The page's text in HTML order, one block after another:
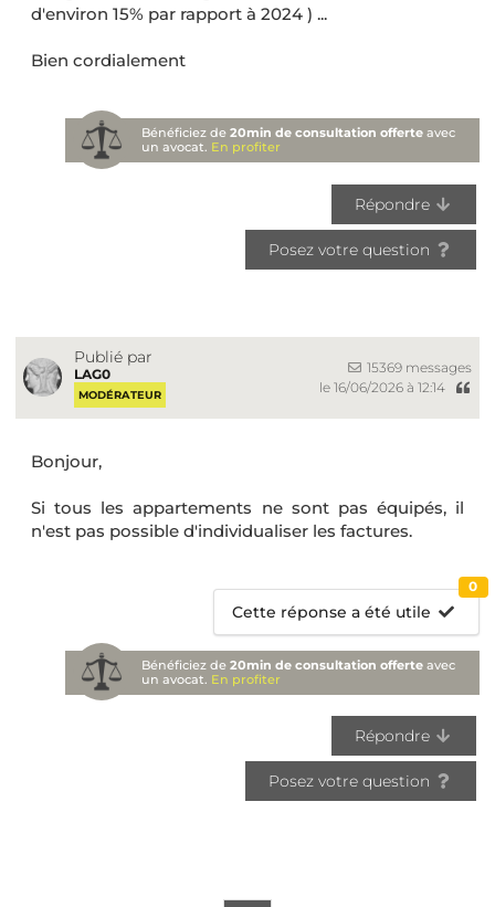
d'environ 15% par rapport à 2024 ) ...
Bien cordialement
Bénéficiez de20min de consultation offerte avec
un avocat. En profiter
Répondre
Posez votre question
Publié par
LAG0
MODÉRATEUR
15369 messages
le 16/06/2026 à 12:14
Bonjour,
Si tous les appartements ne sont pas équipés, il
n'est pas possible d'individualiser les factures.
Cette réponse a été utile
0
Bénéficiez de20min de consultation offerte avec
un avocat. En profiter
Répondre
Posez votre question